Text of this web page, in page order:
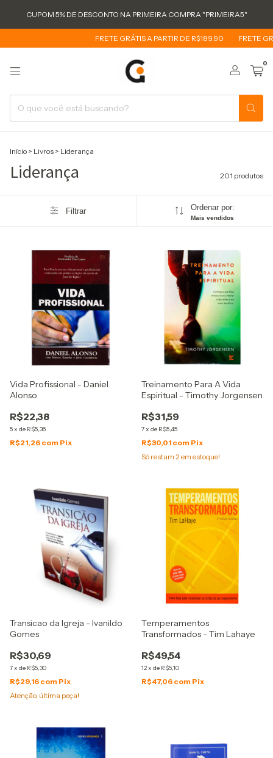
CUPOM 5% DE DESCONTO NA PRIMEIRA COMPRA "PRIMEIRA5"
FRETE GRÁTIS A PARTIR DE R$189,90 FRETE GRÁTIS A PARTIR
0
Início > Livros > Liderança
Liderança 201 produtos
Filtrar Ordenar por:
Mais vendidos
Vida Profissional - Daniel
Alonso
R$22,38
5x de R$5,36
R$21,26 com Pix
Treinamento Para A Vida
Espiritual - Timothy Jorgensen
R$31,59
7x de R$5,45
R$30,01 com Pix
Só restam 2em estoque!
Transicao da Igreja - Ivanildo
Gomes
R$30,69
7x de R$5,30
R$29,16 com Pix
Atenção, última peça!
Temperamentos
Transformados - Tim Lahaye
R$49,54
12x de R$5,10
R$47,06 com Pix